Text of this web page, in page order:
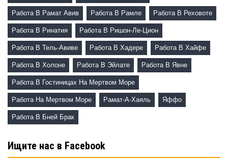
Работа В Рамат Авив Работа В Рамле Работа В Реховоте
Работа В Ринатия Работа В Ришон-Ле-Цион
Работа В Тель-Авиве Работа В Хадере Работа В Хайфе
Работа В Холоне Работа В Эйлате Работа В Явне
Работа В Гостиницах На Мертвом Море
Работа На Мертвом Море Рамат-А-Хаяль Яффо
Работа В Бней Брак
Ищите нас в Facebook